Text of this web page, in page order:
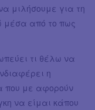
μιλήσουμε για τη
μέσα από το πως
τι θέλω να
η
που με αφορούν
να είμαι κάπου